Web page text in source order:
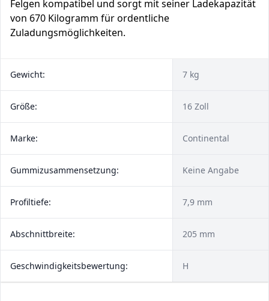
Felgen kompatibel und sorgt mit seiner Ladekapazität
von 670 Kilogramm für ordentliche
Zuladungsmöglichkeiten.
Gewicht: 7 kg
Größe: 16 Zoll
Marke: Continental
Gummizusammensetzung: Keine Angabe
Profiltiefe: 7,9 mm
Abschnittbreite: 205 mm
Geschwindigkeitsbewertung: H